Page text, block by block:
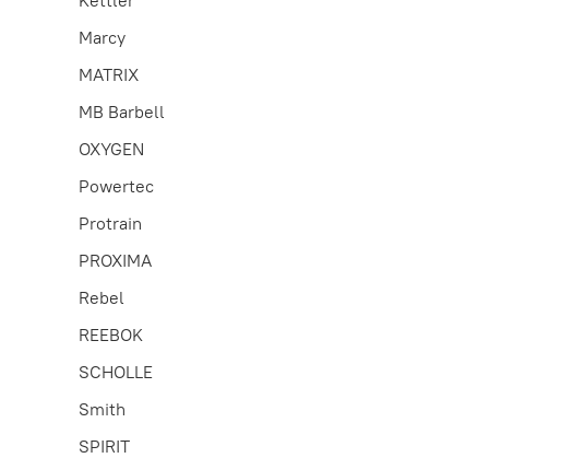
Marcy
MATRIX
MB Barbell
OXYGEN
Powertec
Protrain
PROXIMA
Rebel
REEBOK
SCHOLLE
Smith
SPIRIT